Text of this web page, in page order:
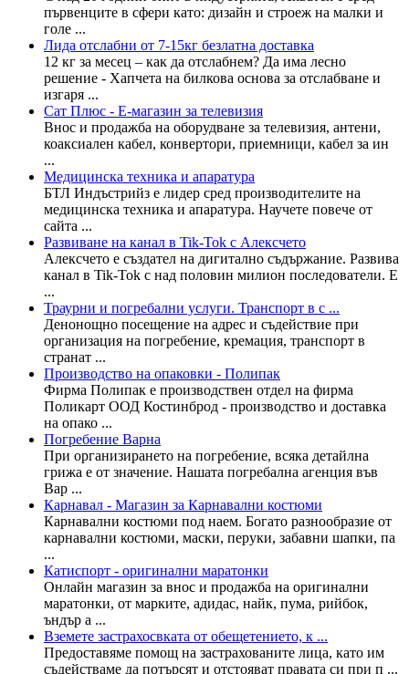
първенците в сфери като: дизайн и строеж на малки и
голе ...
Лида отслабни от 7-15кг безлатна доставка
12 кг за месец – как да отслабнем? Да има лесно
решение - Хапчета на билкова основа за отслабване и
изгаря ...
Сат Плюс - E-магазин за телевизия
Внос и продажба на оборудване за телевизия, антени,
коаксиален кабел, конвертори, приемници, кабел за ин
...
Медицинска техника и апаратура
БТЛ Индъстрийз е лидер сред производителите на
медицинска техника и апаратура. Научете повече от
сайта ...
Развиване на канал в Tik-Tok с Алексчето
Алексчето е създател на дигитално съдържание. Развива
канал в Tik-Tok с над половин милион последователи. Е
...
Траурни и погребални услуги. Транспорт в с ...
Денонощно посещение на адрес и съдействие при
организация на погребение, кремация, транспорт в
странат ...
Производство на опаковки - Полипак
Фирма Полипак е производствен отдел на фирма
Поликарт ООД Костинброд - производство и доставка
на опако ...
Погребение Варна
При организирането на погребение, всяка детайлна
грижа е от значение. Нашата погребална агенция във
Вар ...
Карнавал - Магазин за Карнавални костюми
Карнавални костюми под наем. Богато разнообразие от
карнавални костюми, маски, перуки, забавни шапки, па
...
Катиспорт - оригинални маратонки
Онлайн магазин за внос и продажба на оригинални
маратонки, от марките, адидас, найк, пума, рийбок,
ъндър а ...
Вземете застрахосвката от обещетението, к ...
Предоставяме помощ на застрахованите лица, като им
съдействаме да потърсят и отстояват правата си при п ...